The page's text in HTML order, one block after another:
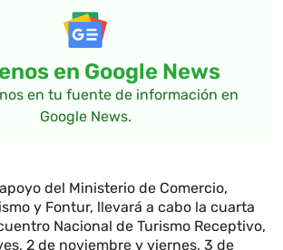
en Google News
en tu fuente de información en
Google News.
del Ministerio de Comercio,
y Fontur, llevará a cabo la cuarta
Nacional de Turismo Receptivo,
2 de noviembre y viernes, 3 de